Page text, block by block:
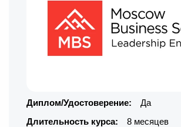
Диплом/Удостоверение:
Да
Длительность курса:
8 месяцев